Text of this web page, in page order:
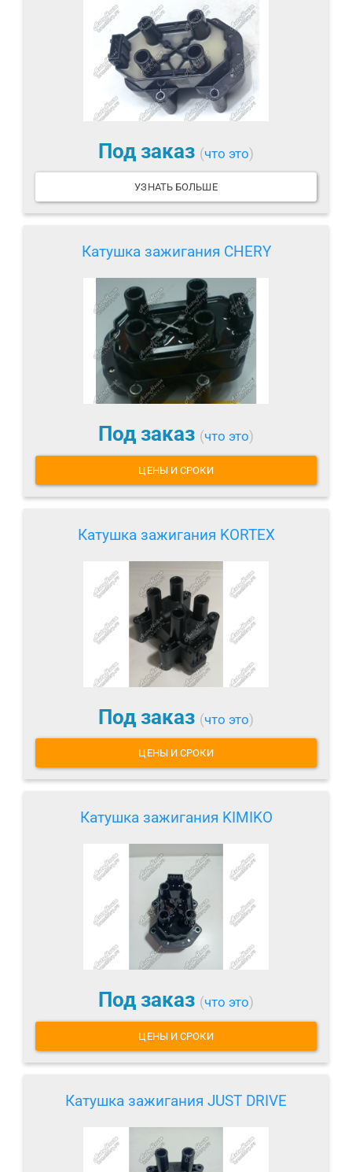
Под заказ (что это)
УЗНАТЬ БОЛЬШЕ
Катушка зажигания CHERY
Под заказ (что это)
ЦЕНЫ И СРОКИ
Катушка зажигания KORTEX
Под заказ (что это)
ЦЕНЫ И СРОКИ
Катушка зажигания KIMIKO
Под заказ (что это)
ЦЕНЫ И СРОКИ
Катушка зажигания JUST DRIVE